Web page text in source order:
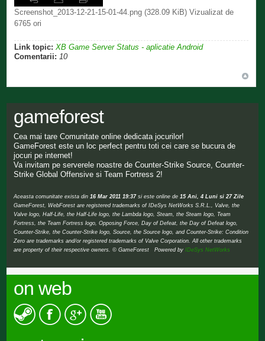
Screenshot_2013-12-21-15-01-44.png (328.09 KiB) Vizualizat de
6765 ori
Link topic: XB Game Server Status - aplicatie Android
Comentarii: 10
gameforest
Cea mai tare Comunitate online dedicata jocurilor!
GameForest este un loc perfect pentru toti cei care se bucura de
jocuri pe internet!
Va invitam pe serverele noastre de Counter-Strike Source, Counter-
Strike Global Offensive si Team Fortress 2!
Aceasta comunitate exista din 16 Mar 2011 19:37si este online de 15 Ani, 4 Luni si 27 Zile
GameForest, WebForest are registered trademarks of IDeSys NetWorks S.R.L., Valve, the
Valve logo, Half-Life, the Half-Life logo, the Lambda logo, Steam, the Steam logo, Team
Fortress, the Team Fortress logo, Opposing Force, Day of Defeat, the Day of Defeat logo,
Counter-Strike, the Counter-Strike logo, Source, the Source logo, and Counter-Strike: Condition
Zero are trademarks and/or registered trademarks of Valve Corporation. All other trademarks
are property of their respective owners. © GameForest Powered byIDeSys NetWorks
on web